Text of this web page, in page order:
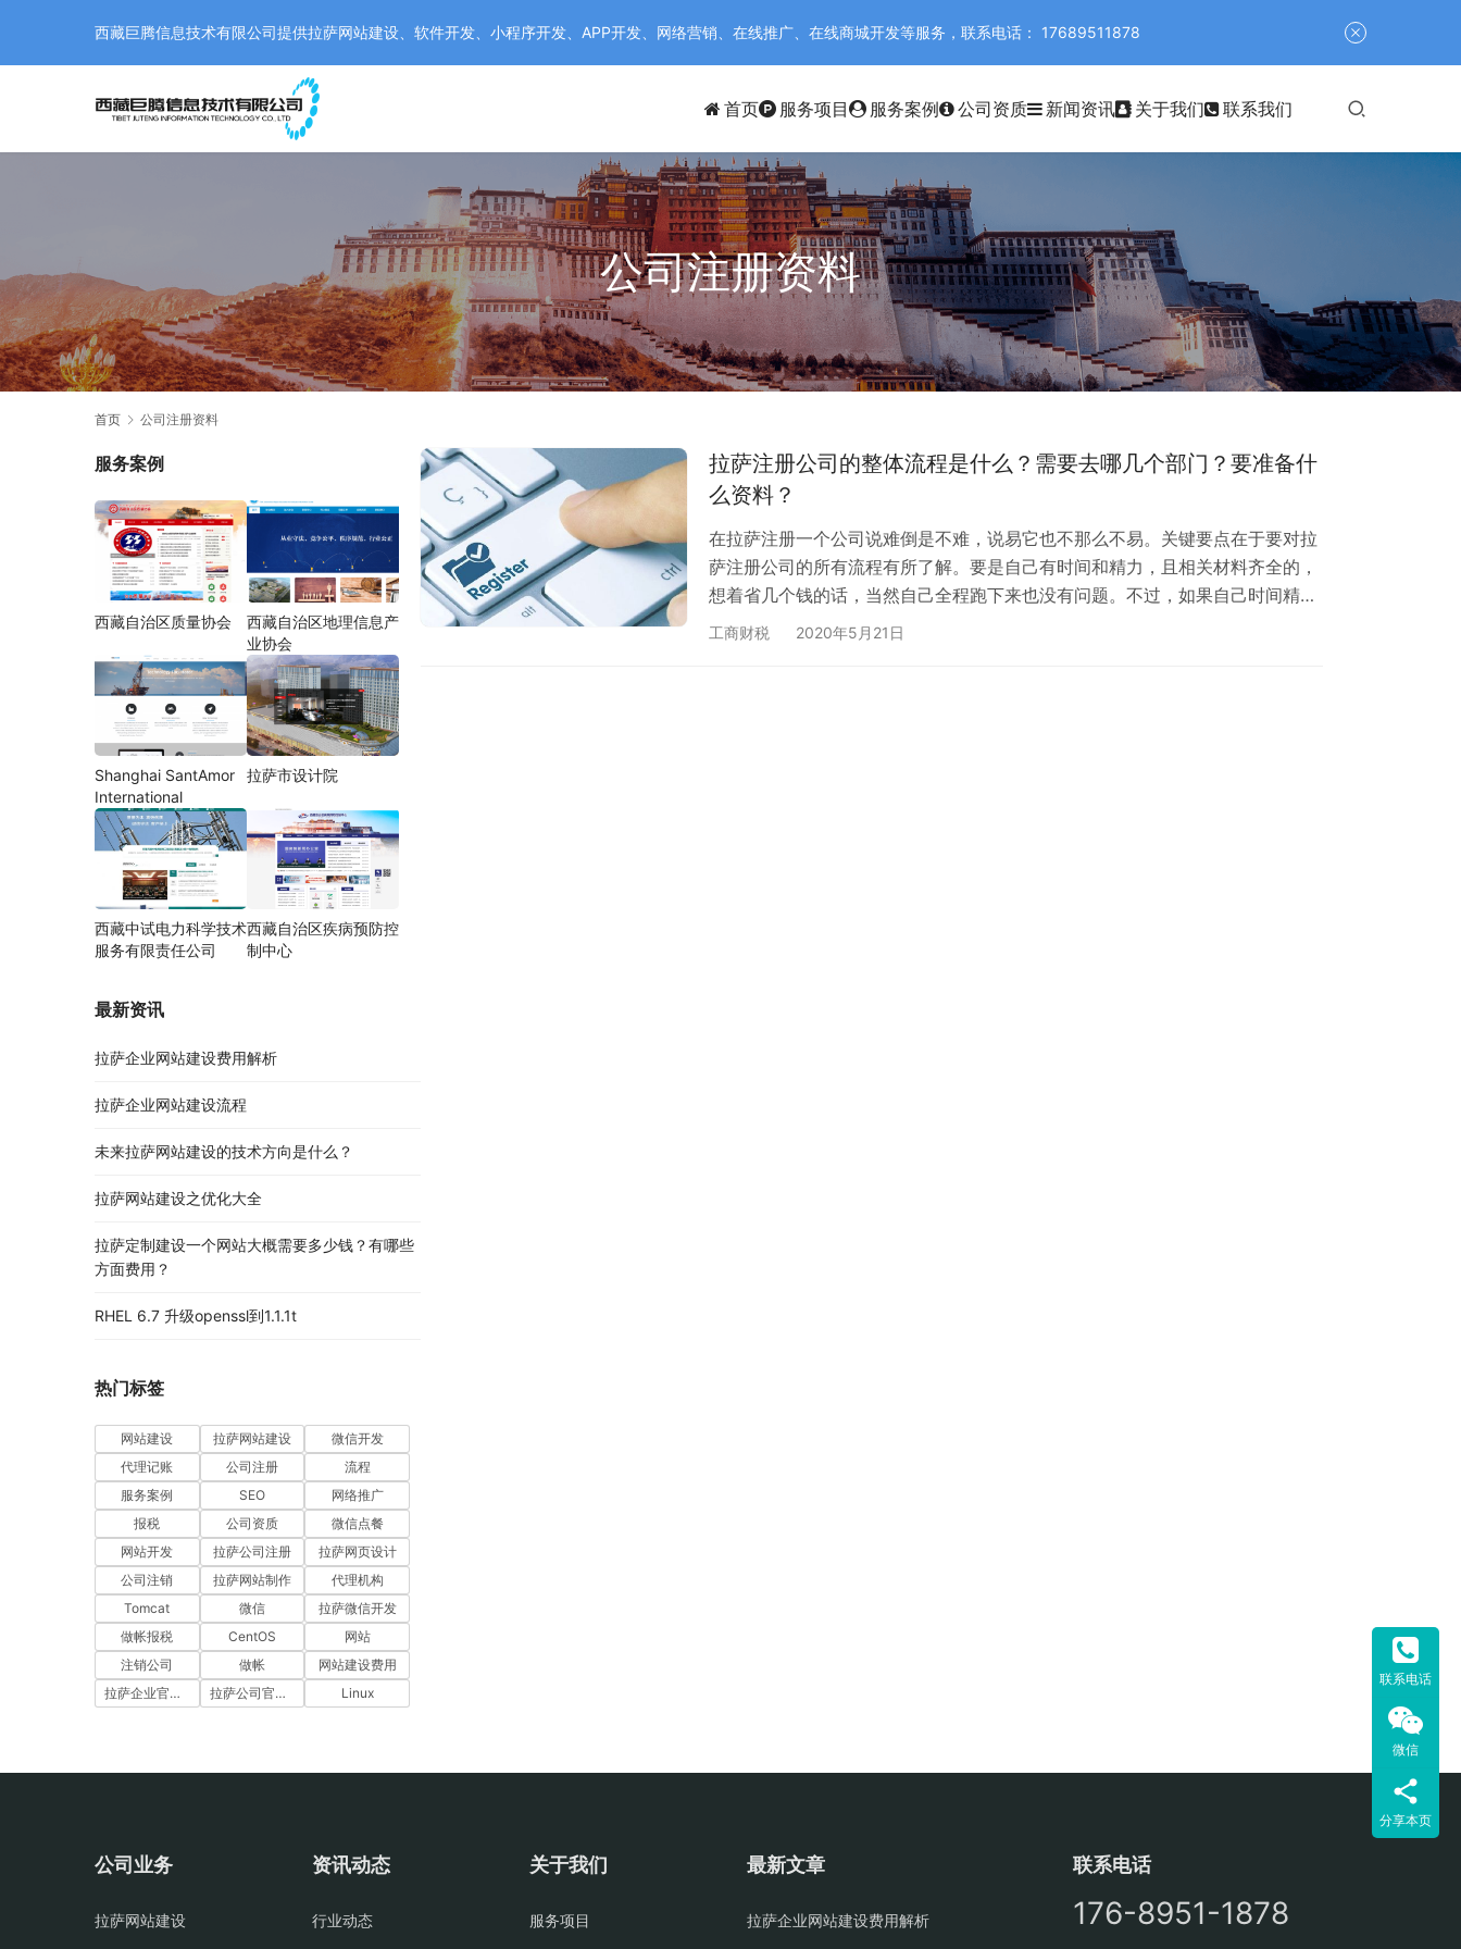
西藏巨腾信息技术有限公司提供拉萨网站建设、软件开发、小程序开发、APP开发、网络营销、在线推广、在线商城开发等服务，联系电话： 17689511878
首页 服务项目 服务案例 公司资质 新闻资讯 关于我们 联系我们
公司注册资料
首页 公司注册资料
拉萨注册公司的整体流程是什么？需要去哪几个部门？要准备什
么资料？
在拉萨注册一个公司说难倒是不难，说易它也不那么不易。关键要点在于要对拉
萨注册公司的所有流程有所了解。要是自己有时间和精力，且相关材料齐全的，
想着省几个钱的话，当然自己全程跑下来也没有问题。不过，如果自己时间精力
方面不太不允许的话，找一个靠谱的拉萨代理公司来代办也是一个不错的选择。
工商财税 2020年5月21日
服务案例
西藏自治区质量协会
西藏自治区地理信息产
业协会
Shanghai SantAmor
International
拉萨市设计院
西藏中试电力科学技术
服务有限责任公司
西藏自治区疾病预防控
制中心
最新资讯
拉萨企业网站建设费用解析
拉萨企业网站建设流程
未来拉萨网站建设的技术方向是什么？
拉萨网站建设之优化大全
拉萨定制建设一个网站大概需要多少钱？有哪些
方面费用？
RHEL 6.7 升级openssl到1.1.1t
热门标签
网站建设 拉萨网站建设
微信开发
代理记账
公司注册
流程
服务案例
SEO
网络推广
报税
公司资质
微信点餐
网站开发
拉萨公司注册
拉萨网页设计
公司注销
拉萨网站制作
代理机构
Tomcat
微信
拉萨微信开发
做帐报税
CentOS
网站
注销公司
做帐
网站建设费用
拉萨企业官网建设
拉萨公司官网建设 Linux
公司业务
拉萨网站建设
资讯动态
行业动态
关于我们
服务项目
最新文章
拉萨企业网站建设费用解析
联系电话
176-8951-1878
联系电话
微信
分享本页